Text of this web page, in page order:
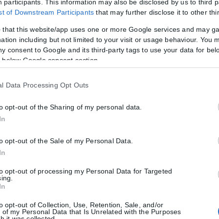
participants. This information may also be disclosed by us to third
of Downstream Participants that may further disclose it to other
that this website/app uses one or more Google services and may
including but not limited to your visit or usage behaviour. You
consent to Google and its third-party tags to use your data for
Google consent section.
Data Processing Opt Outs
opt-out of the Sharing of my personal data.
opt-out of the Sale of my Personal Data.
opt-out of processing my Personal Data for Targeted
opt-out of Collection, Use, Retention, Sale, and/or
of my Personal Data that Is Unrelated with the Purposes
δίνοντας ένα σαφές χρονικό – και πιεστικό – πλαίσιο
χρονικό περιθώριο ενός μήνα για την άμεση κινητοποίηση του
αναφέρεται πωςοι ΗΠΑ σύμφωνα με το νομικό τους
αποστολής όπλων προς το Ισραήλ.
φέρει εσχάτως η πώληση όπλων προς το Ισραήλ
από τον ισραηλινό στρατό κατά αμάχων.
αντιαεροπορικών αμερικανικών συστημάτων που
υποδειχθεί από τον στρατό της χώρας στην ομάδα των 100